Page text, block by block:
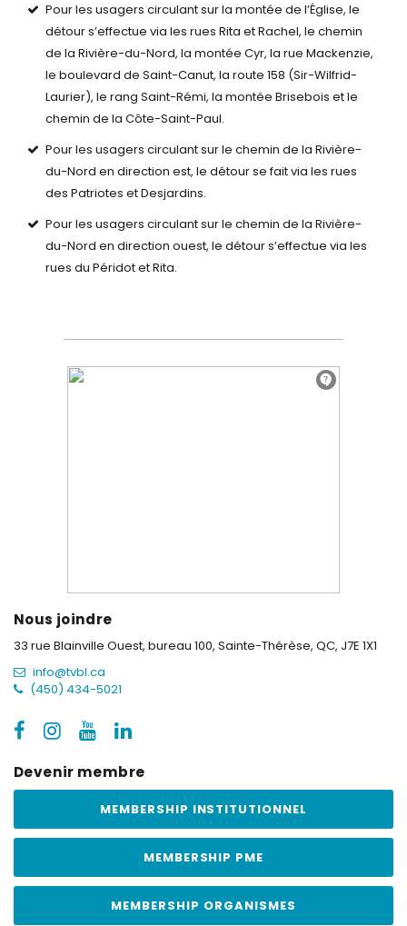
Pour les usagers circulant sur la montée de l’Église, le
détour s’effectue via les rues Rita et Rachel, le chemin
de la Rivière-du-Nord, la montée Cyr, la rue Mackenzie,
le boulevard de Saint-Canut, la route 158 (Sir-Wilfrid-
Laurier), le rang Saint-Rémi, la montée Brisebois et le
chemin de la Côte-Saint-Paul.
Pour les usagers circulant sur le chemin de la Rivière-
du-Nord en direction est, le détour se fait via les rues
des Patriotes et Desjardins.
Pour les usagers circulant sur le chemin de la Rivière-
du-Nord en direction ouest, le détour s’effectue via les
rues du Péridot et Rita.
Nous joindre
33 rue Blainville Ouest, bureau 100, Sainte-Thérèse, QC, J7E 1X1
info@tvbl.ca
(450) 434-5021
Devenir membre
MEMBERSHIP INSTITUTIONNEL
MEMBERSHIP PME
MEMBERSHIP ORGANISMES